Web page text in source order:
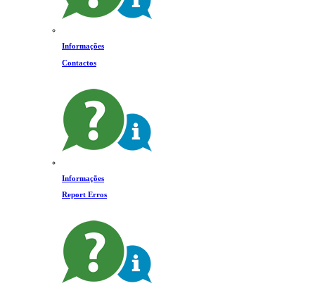
Informações
Contactos
Informações
Report Erros